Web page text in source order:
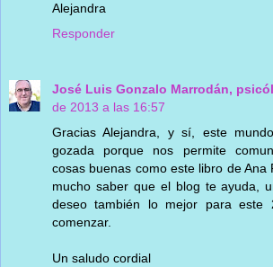
Alejandra
Responder
José Luis Gonzalo Marrodán,
de 2013 a las 16:57
Gracias Alejandra, y sí, este
gozada porque nos permite
cosas buenas como este libro de Ana
mucho saber que el blog te ayuda,
deseo también lo mejor para este
comenzar.
Un saludo cordial